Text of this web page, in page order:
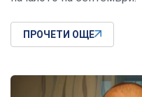
ПРОЧЕТИ ОЩЕ